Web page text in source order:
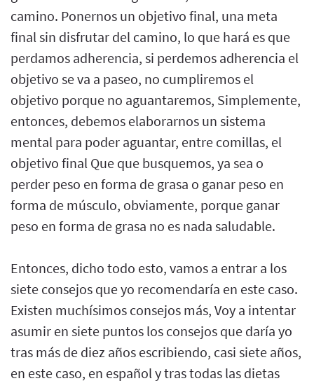
camino. Ponernos un objetivo final, una meta
final sin disfrutar del camino, lo que hará es que
perdamos adherencia, si perdemos adherencia el
objetivo se va a paseo, no cumpliremos el
objetivo porque no aguantaremos, Simplemente,
entonces, debemos elaborarnos un sistema
mental para poder aguantar, entre comillas, el
objetivo final Que que busquemos, ya sea o
perder peso en forma de grasa o ganar peso en
forma de músculo, obviamente, porque ganar
peso en forma de grasa no es nada saludable.
Entonces, dicho todo esto, vamos a entrar a los
siete consejos que yo recomendaría en este caso.
Existen muchísimos consejos más, Voy a intentar
asumir en siete puntos los consejos que daría yo
tras más de diez años escribiendo, casi siete años,
en este caso, en español y tras todas las dietas